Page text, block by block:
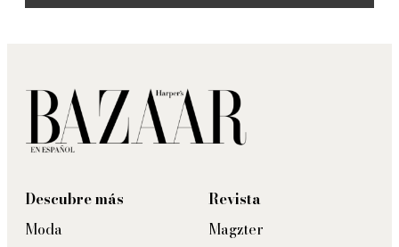
Descubre más
Moda
Revista
Magzter